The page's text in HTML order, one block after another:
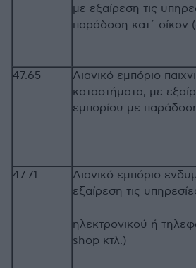
με εξαίρεση τις
παράδοση κατ΄
47.65
Λιανικό εμπόριο
καταστήματα, με
εμπορίου με
47.71
Λιανικό εμπόριο
εξαίρεση τις
ηλεκτρονικού ή
shop κτλ.)